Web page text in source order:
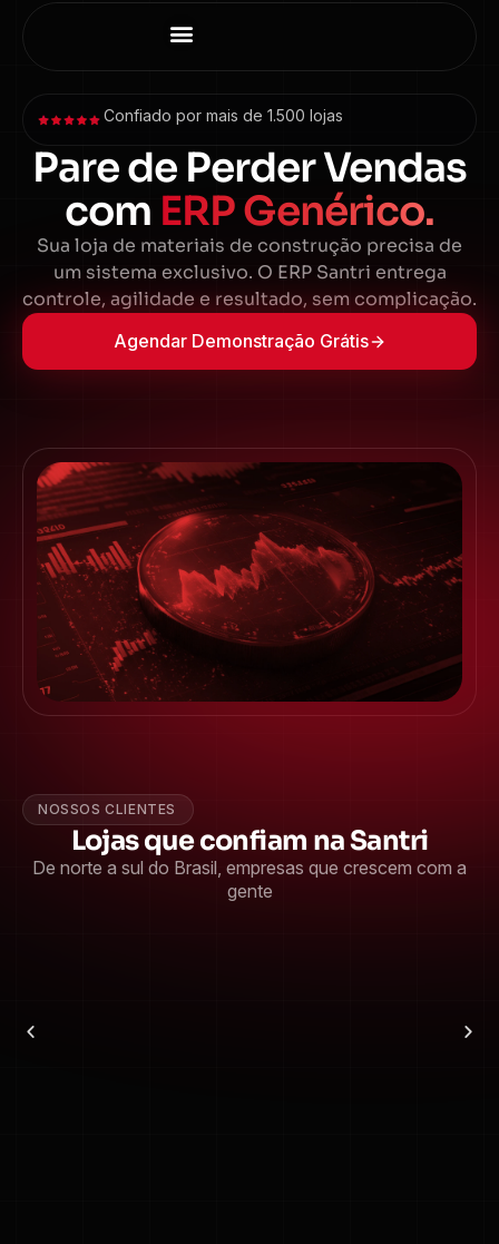
Confiado por mais de 1.500 lojas
Pare de Perder Vendas
com ERP Genérico.
Sua loja de materiais de construção precisa de
um sistema exclusivo. O ERP Santri entrega
controle, agilidade e resultado, sem complicação.
Agendar Demonstração Grátis
NOSSOS CLIENTES
Lojas que confiam na Santri
De norte a sul do Brasil, empresas que crescem com a
gente